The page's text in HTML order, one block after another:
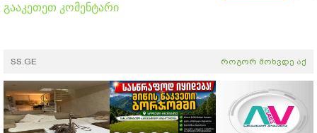
გააკეთეთ კომენტარი
SS.GE როგორ მოხვდე აქ